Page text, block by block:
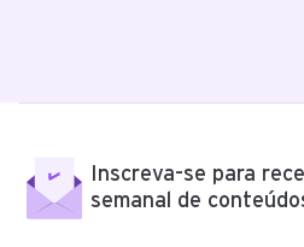
Inscreva-se para
semanal de